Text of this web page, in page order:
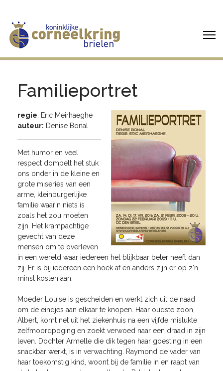
Familieportret
regie: Eric Meirhaeghe
auteur: Denise Bonal
Met humor en veel
respect dompelt het stuk
ons onder in de kleine en
grote miseries van een
arme, kleinburgerlijke
familie waarin niets is
zoals het zou moeten
zijn. Het krampachtige
gevecht van deze
mensen om te overleven
in een wereld waar iedereen het blijkbaar beter heeft dan
zij. Er is bij iedereen een hoek af en anders zijn er op z'n
minst kosten aan.
Moeder Louise is gescheiden en werkt zich uit de naad
om de eindjes aan elkaar te knopen. Haar oudste zoon,
Albert, komt net uit het ziekenhuis na een vijfde mislukte
zelfmoordpoging en zoekt verwoed naar een draad in zijn
leven. Dochter Armelle die dik tegen haar goesting in een
snackbar werkt, is in verwachting. Raymond de vader van
haar toekomstig kind, woont bij de familie in en raapt van